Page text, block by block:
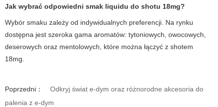
Jak wybrać odpowiedni smak liquidu do shotu 18mg?
Wybór smaku zależy od indywidualnych preferencji. Na rynku
dostępna jest szeroka gama aromatów: tytoniowych, owocowych,
deserowych oraz mentolowych, które można łączyć z shotem
18mg.
Poprzedni：
Odkryj świat e-dym oraz różnorodne akcesoria do
palenia z e-dym